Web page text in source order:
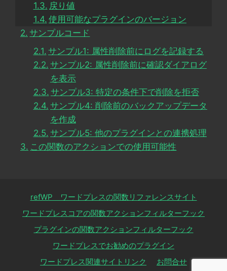
戻り値
使用可能なプラグインのバージョン
サンプルコード
サンプル1: 属性削除前にログを記録する
サンプル2: 属性削除前に確認ダイアログ
を表示
サンプル3: 特定の条件下で削除を拒否
サンプル4: 削除前のバックアップデータ
を作成
サンプル5: 他のプラグインとの連携処理
この関数のアクションでの使用可能性
refWP ワードプレスの関数リファレンスサイト
ワードプレスコアの関数アクションフィルターフック
プラグインの関数アクションフィルターフック
ワードプレスでお勧めのプラグイン
ワードプレス関連サイトリンク
お問合せ